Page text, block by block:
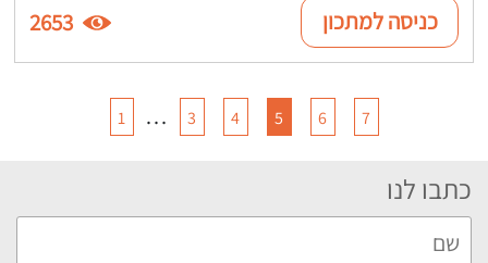
כניסה למתכון 2653
1 … 3 4 5 6 7
כתבו לנו